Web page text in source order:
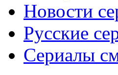
Новости
Русские
Сериалы